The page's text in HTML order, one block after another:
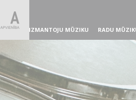
IZMANTOJU MŪZIKU RADU